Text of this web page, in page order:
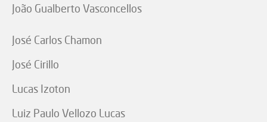
João Gualberto Vasconcellos
José Carlos Chamon
José Cirillo
Lucas Izoton
Luiz Paulo Vellozo Lucas